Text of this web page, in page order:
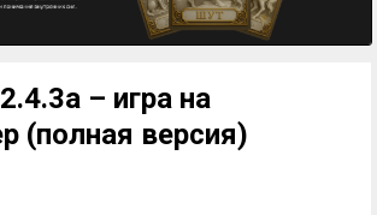
– игра на
(полная версия)